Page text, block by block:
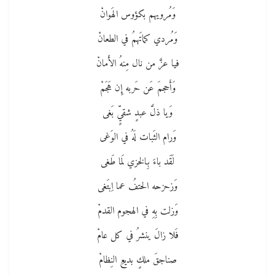
وَمُرويهم بكؤوس الهَوانْ
وَمُردي كماتَهمُ في الطعانْ
فيا عزَّ من نال مِنهُ الأَمانْ
وَأَحجمَ عَن حَربه إِن هَجَمْ
وَيا ذلَّ عبدٍ شقيٍّ بَغى
وَرام الثَبات لَهُ في الوَغى
لَقَد باءَ بِالخزي لَما طَغى
وَزحزحه الحتفُ عما اِبتَغى
وَزلت بِهِ في الهجوم القدمْ
فَلا زالَ ينشرُ في كل عامْ
صناجقَ ملكٍ بديعِ النِظامْ